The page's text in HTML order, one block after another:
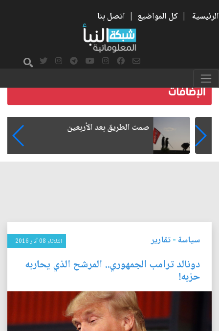
الرئيسية | كل المواضيع | اتصل بنا
صمت الطريق بعد الأربعين
سياسة-تقارير الثلاثاء 08 آذار 2016
دونالد ترامب الجمهوري.. المرشح الذي يحاربه
حزبه!